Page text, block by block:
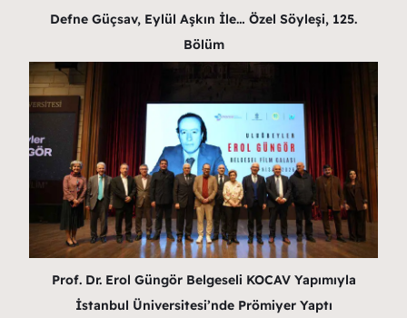
Defne Güçsav, Eylül Aşkın İle… Özel Söyleşi, 125.
Bölüm
Prof. Dr. Erol Güngör Belgeseli KOCAV Yapımıyla
İstanbul Üniversitesi’nde Prömiyer Yaptı